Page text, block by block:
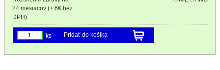
24 mesiacov (+ 6€ bez
DPH):
Pridať do košíka
ks